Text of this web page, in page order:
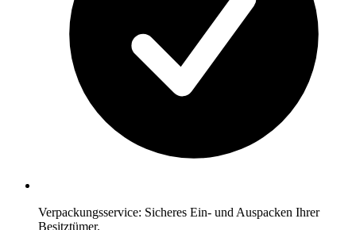
Verpackungsservice: Sicheres Ein- und Auspacken Ihrer
Besitztümer.